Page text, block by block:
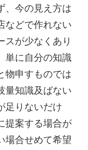
、今の見え方は
などで作れない
スが少なくあり
単に自分の知識
物申すものでは
量知識及ばない
足りないだけ
提案する場合が
場合せめて希望